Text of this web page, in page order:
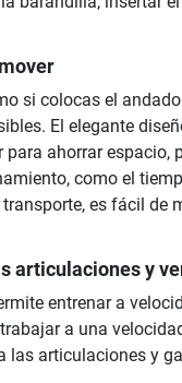
si colocas el
El elegante
ahorrar espacio,
como el
es fácil de
articulaciones y
entrenar a
a una
las articulaciones y